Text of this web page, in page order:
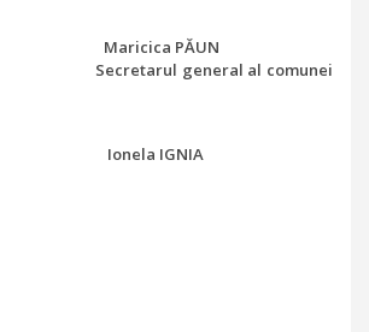
PĂUN
general al comunei
IGNIA